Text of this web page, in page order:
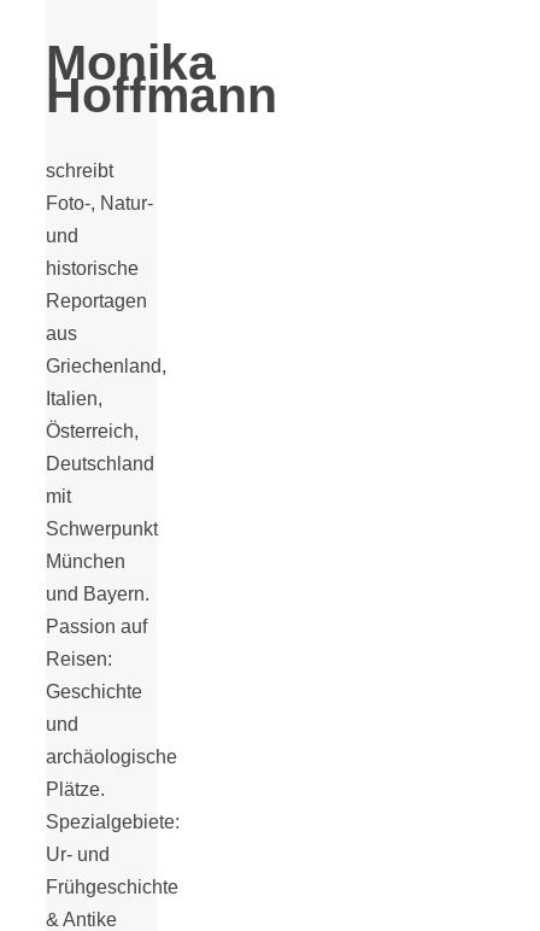
Monika
Hoffmann
schreibt
Foto-, Natur-
und
historische
Reportagen
aus
Griechenland,
Italien,
Österreich,
Deutschland
mit
Schwerpunkt
München
und Bayern.
Passion auf
Reisen:
Geschichte
und
archäologische
Plätze.
Spezialgebiete:
Ur- und
Frühgeschichte
& Antike
München &